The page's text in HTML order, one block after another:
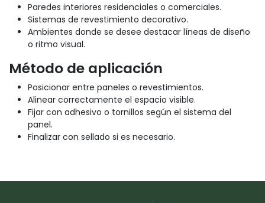
Paredes interiores residenciales o comerciales.
Sistemas de revestimiento decorativo.
Ambientes donde se desee destacar líneas de diseño
o ritmo visual.
Método de aplicación
Posicionar entre paneles o revestimientos.
Alinear correctamente el espacio visible.
Fijar con adhesivo o tornillos según el sistema del
panel.
Finalizar con sellado si es necesario.